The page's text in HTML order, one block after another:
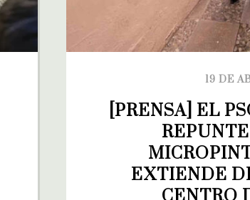
19 DE
[PRENSA] EL
EXTIENDE